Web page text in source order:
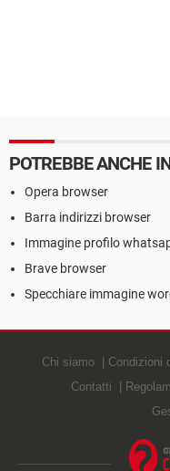
POTREBBE ANCHE
Opera browser
Barra indirizzi browser
Immagine profilo
Brave browser
Specchiare immagine
Chi siamo Condizioni
Contatti